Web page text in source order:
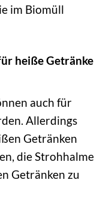
im Biomüll
heiße Getränke
auch für
Allerdings
Getränken
die Strohhalme
Getränken zu